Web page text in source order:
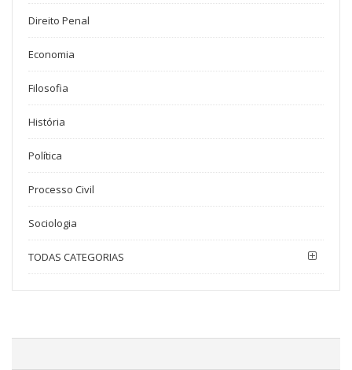
Direito Penal
Economia
Filosofia
História
Política
Processo Civil
Sociologia
TODAS CATEGORIAS